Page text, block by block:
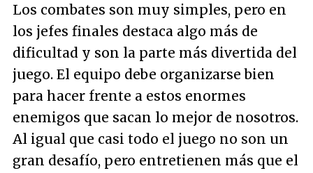
Los combates son muy simples, pero en
los jefes finales destaca algo más de
dificultad y son la parte más divertida del
juego. El equipo debe organizarse bien
para hacer frente a estos enormes
enemigos que sacan lo mejor de nosotros.
Al igual que casi todo el juego no son un
gran desafío, pero entretienen más que el